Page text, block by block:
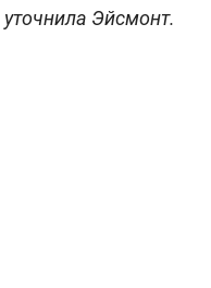
уточнила Эйсмонт.